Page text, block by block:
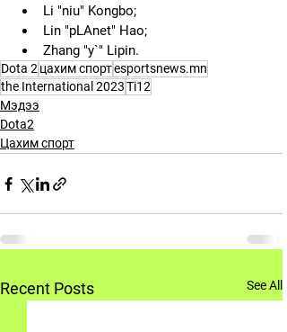
Li "niu" Kongbo;
Lin "pLAnet" Hao;
Zhang "y`" Lipin.
Dota 2 цахим спортesportsnews.mn
the International 2023Ti12
Мэдээ
Dota2
Цахим спорт
Recent Posts See All